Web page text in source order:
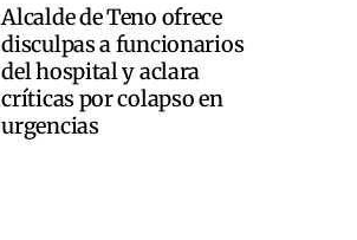
Alcalde de Teno ofrece
disculpas a funcionarios
del hospital y aclara
críticas por colapso en
urgencias